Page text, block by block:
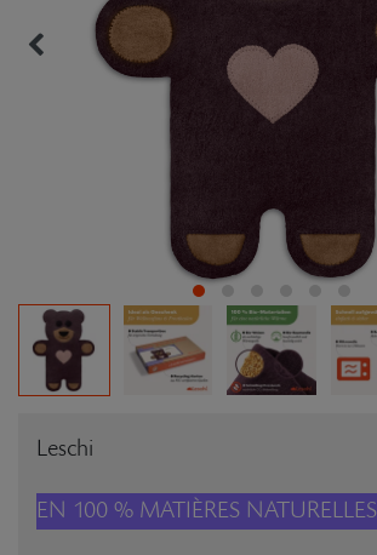
Leschi
EN 100 % MATIÈRES NATURELLES